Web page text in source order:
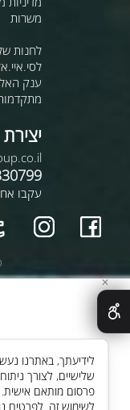
משרות
לחנות
לסי.איי.אל
ענק
עקבו
✕
שלישיים, לצורך
פרסום מותאם
לשימוש זה. לפרטים